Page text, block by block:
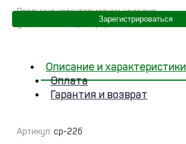
Реальные характеристики изделия
указываются при оформлении заказа
Описание и характеристики
Оплата
Гарантия и возврат
Артикул: ср-22б
Зарегистрироваться